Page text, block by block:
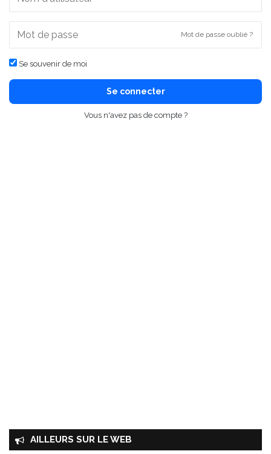
Mot de passe oublié ?
Se souvenir de moi
Se connecter
Vous n'avez pas de compte ?
AILLEURS SUR LE WEB